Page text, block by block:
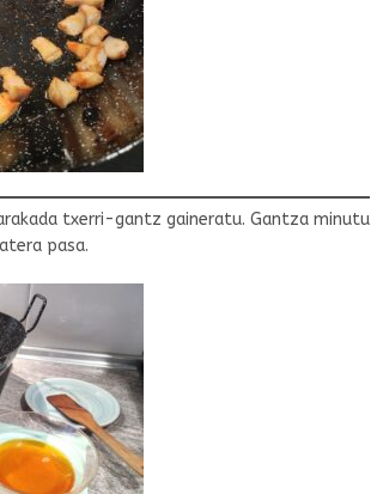
txerri-gantz gaineratu. Gantza minutu
pasa.